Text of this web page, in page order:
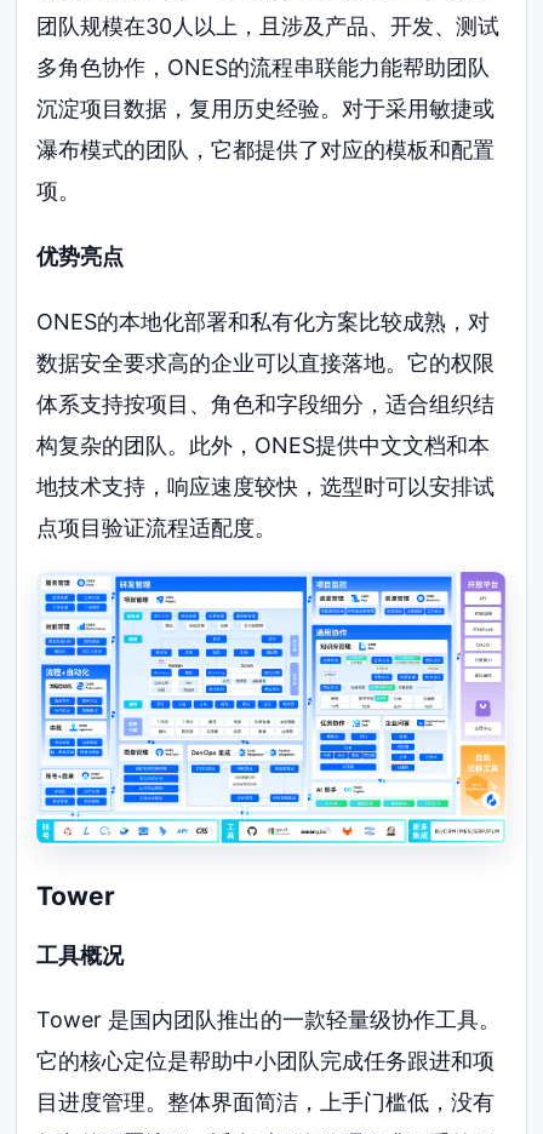
团队规模在30人以上，且涉及产品、开发、测试
多角色协作，ONES的流程串联能力能帮助团队
沉淀项目数据，复用历史经验。对于采用敏捷或
瀑布模式的团队，它都提供了对应的模板和配置
项。
优势亮点
ONES的本地化部署和私有化方案比较成熟，对
数据安全要求高的企业可以直接落地。它的权限
体系支持按项目、角色和字段细分，适合组织结
构复杂的团队。此外，ONES提供中文文档和本
地技术支持，响应速度较快，选型时可以安排试
点项目验证流程适配度。
Tower
工具概况
Tower 是国内团队推出的一款轻量级协作工具。
它的核心定位是帮助中小团队完成任务跟进和项
目进度管理。整体界面简洁，上手门槛低，没有